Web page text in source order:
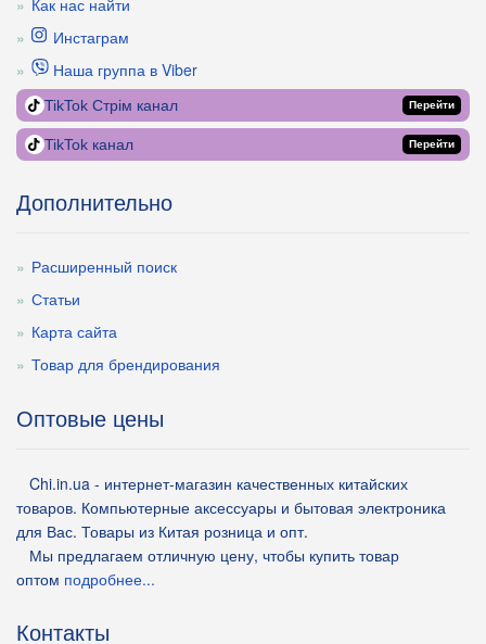
Как нас найти
Инстаграм
Наша группа в Viber
TikTok Стрім канал Перейти
TikTok канал Перейти
Дополнительно
Расширенный поиск
Статьи
Карта сайта
Товар для брендирования
Оптовые цены
Chi.in.ua - интернет-магазин качественных китайских
товаров. Компьютерные аксессуары и бытовая электроника
для Вас. Товары из Китая розница и опт.
Мы предлагаем отличную цену, чтобы купить товар
оптом подробнее...
Контакты